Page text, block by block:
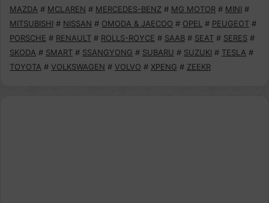
MAZDA # MCLAREN # MERCEDES-BENZ # MG MOTOR # MINI #
MITSUBISHI # NISSAN # OMODA & JAECOO # OPEL # PEUGEOT #
PORSCHE # RENAULT # ROLLS-ROYCE # SAAB # SEAT # SERES #
SKODA # SMART # SSANGYONG # SUBARU # SUZUKI # TESLA #
TOYOTA # VOLKSWAGEN # VOLVO # XPENG # ZEEKR